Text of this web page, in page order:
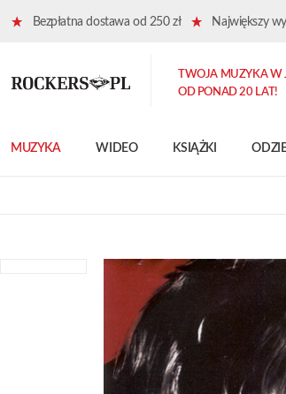
Bezpłatna dostawa od 250 zł Największy
MUZYKA WIDEO KSIĄŻKI
TWOJA MUZYKA W
OD PONAD 20 LAT!